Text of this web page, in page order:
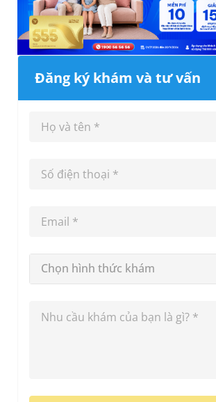
Đăng ký khám và tư vấn
Chọn hình thức khám